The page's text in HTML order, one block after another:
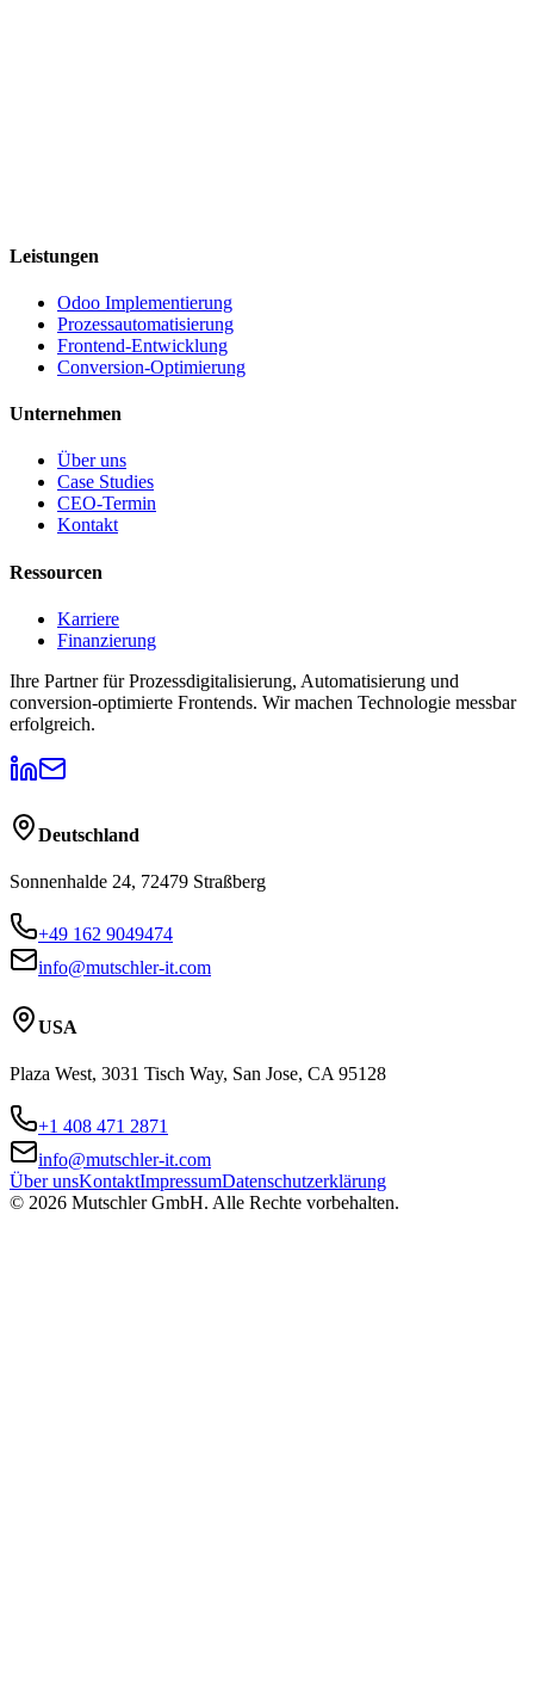
Leistungen
Odoo Implementierung
Prozessautomatisierung
Frontend-Entwicklung
Conversion-Optimierung
Unternehmen
Über uns
Case Studies
CEO-Termin
Kontakt
Ressourcen
Karriere
Finanzierung
Ihre Partner für Prozessdigitalisierung, Automatisierung und
conversion-optimierte Frontends. Wir machen Technologie messbar
erfolgreich.
Deutschland
Sonnenhalde 24, 72479 Straßberg
+49 162 9049474
info@mutschler-it.com
USA
Plaza West, 3031 Tisch Way, San Jose, CA 95128
+1 408 471 2871
info@mutschler-it.com
Über unsKontaktImpressumDatenschutzerklärung
© 2026 Mutschler GmbH. Alle Rechte vorbehalten.